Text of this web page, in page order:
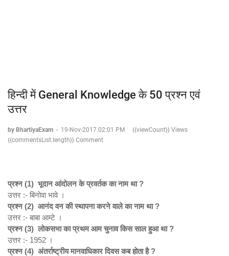
हिन्दी में General Knowledge के 50 प्रश्न एवं
उत्तर
by BhartiyaExam - 19-Nov-2017 02:01 PM
{{viewCount}} Views
{{commentsList.length}} Comment
प्रश्न (1) भूदान आंदोलन के प्रवर्तक का नाम था ?
उत्तर :- बिनोवा भावे ।
प्रश्न (2) आनंद वन की स्थापना करने वाले का नाम था ?
उत्तर :- बाबा आम्टे ।
प्रश्न (3) लोकसभा का प्रथम आम चुनाव किस साल हुआ था ?
उत्तर :- 1952 ।
प्रश्न (4) अंतर्राष्ट्रीय मानवाधिकार दिवस कब होता है ?